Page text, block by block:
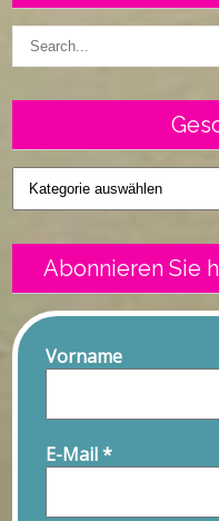
Geschriebenes
Abonnieren Sie
Vorname
E-Mail*